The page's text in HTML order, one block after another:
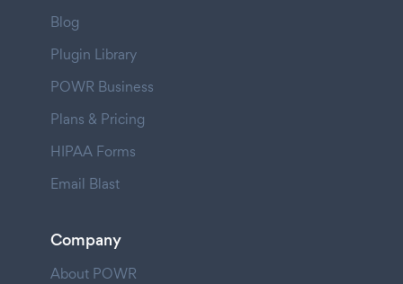
Blog
Plugin Library
POWR Business
Plans & Pricing
HIPAA Forms
Email Blast
Company
About POWR